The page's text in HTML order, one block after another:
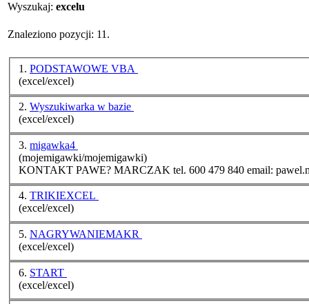
Wyszukaj: excelu
Znaleziono pozycji: 11.
1. PODSTAWOWE VBA
(excel/excel)
2. Wyszukiwarka w bazie
(excel/excel)
3. migawka4
(mojemigawki/mojemigawki)
KONTAKT PAWE?
4. TRIKIEXCEL
(excel/excel)
5. NAGRYWANIEMAKR
(excel/excel)
6. START
(excel/excel)